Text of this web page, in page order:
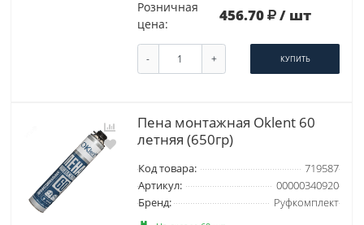
Розничная
цена:
456.70 / шт
- + КУПИТЬ
Пена монтажная Oklent 60
летняя (650гр)
Код товара:
719587
Артикул:
00000340920
Бренд:
Руфкомплект